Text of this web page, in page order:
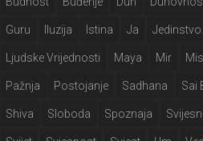
Guru Iluzija Istina Ja Jedinstvo..
Ljudske Vrijednosti Maya Mir
Pažnja Postojanje Sadhana Sai
Shiva Sloboda Spoznaja